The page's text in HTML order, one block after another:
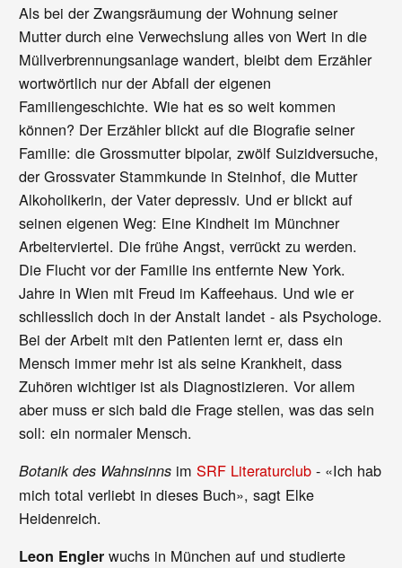
Als bei der Zwangsräumung der Wohnung seiner
Mutter durch eine Verwechslung alles von Wert in die
Müllverbrennungsanlage wandert, bleibt dem Erzähler
wortwörtlich nur der Abfall der eigenen
Familiengeschichte. Wie hat es so weit kommen
können? Der Erzähler blickt auf die Biografie seiner
Familie: die Grossmutter bipolar, zwölf Suizidversuche,
der Grossvater Stammkunde in Steinhof, die Mutter
Alkoholikerin, der Vater depressiv. Und er blickt auf
seinen eigenen Weg: Eine Kindheit im Münchner
Arbeiterviertel. Die frühe Angst, verrückt zu werden.
Die Flucht vor der Familie ins entfernte New York.
Jahre in Wien mit Freud im Kaffeehaus. Und wie er
schliesslich doch in der Anstalt landet - als Psychologe.
Bei der Arbeit mit den Patienten lernt er, dass ein
Mensch immer mehr ist als seine Krankheit, dass
Zuhören wichtiger ist als Diagnostizieren. Vor allem
aber muss er sich bald die Frage stellen, was das sein
soll: ein normaler Mensch.
Botanik des Wahnsinns im SRF Literaturclub - «Ich hab
mich total verliebt in dieses Buch», sagt Elke
Heidenreich.
Leon Engler wuchs in München auf und studierte